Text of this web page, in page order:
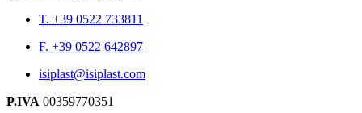
T. +39 0522 733811
F. +39 0522 642897
isiplast@isiplast.com
P.IVA 00359770351